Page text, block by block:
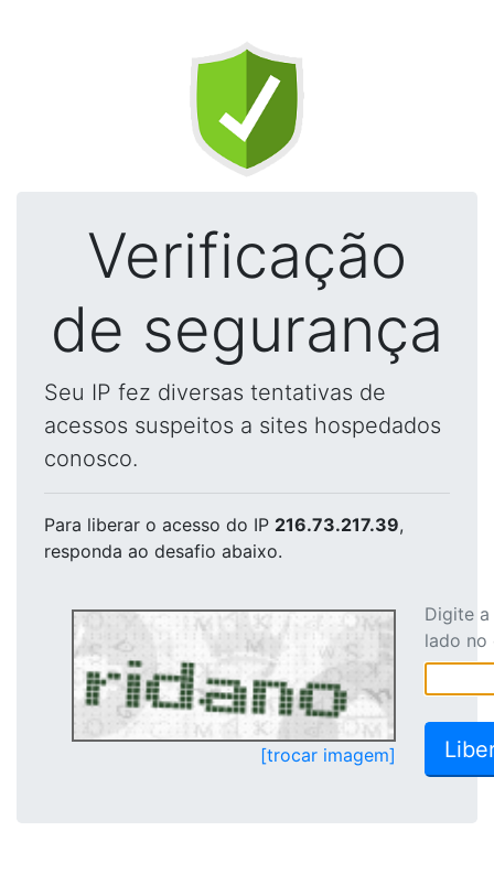
Verificação
de segurança
Seu IP fez diversas tentativas de
acessos suspeitos a sites hospedados
conosco.
Para liberar o acesso do IP 216.73.217.39,
responda ao desafio abaixo.
[trocar imagem]
Digite
lado no